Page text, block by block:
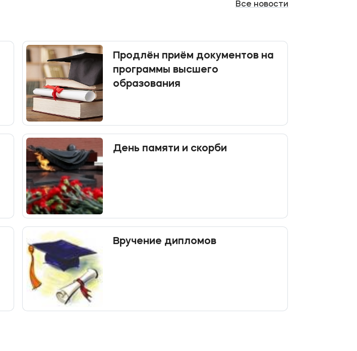
Все новости
Продлён приём документов на
программы высшего
образования
День памяти и скорби
Вручение дипломов